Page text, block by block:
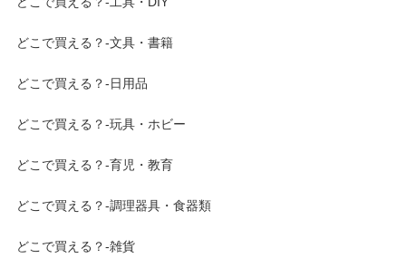
どこで買える？-文具・書籍
どこで買える？-日用品
どこで買える？-玩具・ホビー
どこで買える？-育児・教育
どこで買える？-調理器具・食器類
どこで買える？-雑貨